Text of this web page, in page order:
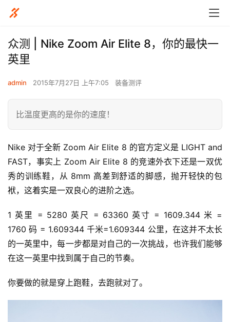
众测 | Nike Zoom Air Elite 8，你的最快一
英里
admin 2015年7月27日 上午7:05 装备测评
比温度更高的是你的速度！
Nike 对于全新 Zoom Air Elite 8 的官方定义是 LIGHT and
FAST，事实上 Zoom Air Elite 8 的竞速外衣下还是一双优
秀的训练鞋，从 8mm 高差到舒适的脚感，抛开轻快的包
袱，这着实是一双良心的进阶之选。
1 英里 = 5280 英尺 = 63360 英寸 = 1609.344 米 =
1760 码 = 1.609344 千米=1.609344 公里，在这并不太长
的一英里中，每一步都是对自己的一次挑战，也许我们能够
在这一英里中找到属于自己的节奏。
你要做的就是穿上跑鞋，去跑就对了。